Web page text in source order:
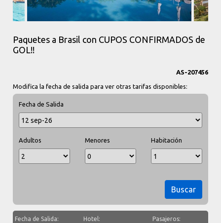
Paquetes a Brasil con CUPOS CONFIRMADOS de
GOL!!
AS-207456
Modifica la fecha de salida para ver otras tarifas disponibles:
Fecha de Salida
Adultos Menores Habitación
Buscar
Fecha de Salida: Hotel: Pasajeros: